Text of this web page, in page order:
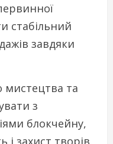
стабільний
завдяки
та
з
блокчейну,
і захист творів.